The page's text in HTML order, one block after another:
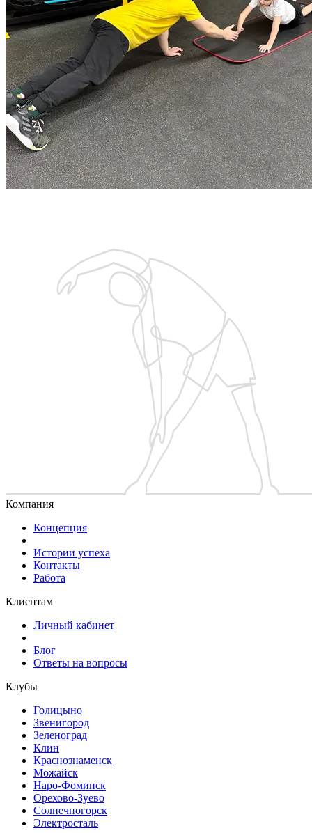
Компания
Концепция
Истории успеха
Контакты
Работа
Клиентам
Личный кабинет
Блог
Ответы на вопросы
Клубы
Голицыно
Звенигород
Зеленоград
Клин
Краснознаменск
Можайск
Наро-Фоминск
Орехово-Зуево
Солнечногорск
Электросталь